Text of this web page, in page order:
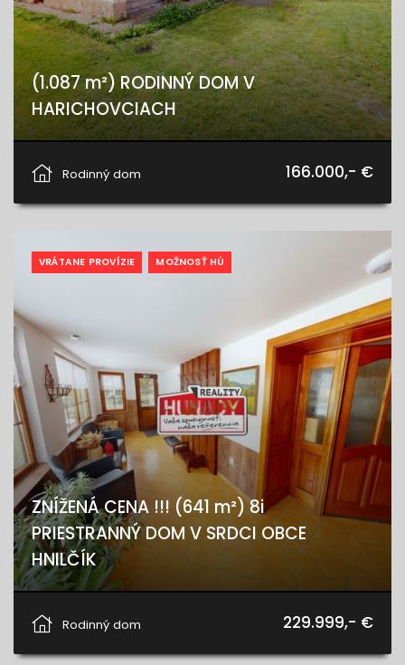
(1.087 m²) RODINNÝ DOM V
HARICHOVCIACH
Rodinný dom
166.000,- €
VRÁTANE PROVÍZIE MOŽNOSŤ HÚ
ZNÍŽENÁ CENA !!! (641 m²) 8i
PRIESTRANNÝ DOM V SRDCI OBCE
HNILČÍK
Rodinný dom
229.999,- €